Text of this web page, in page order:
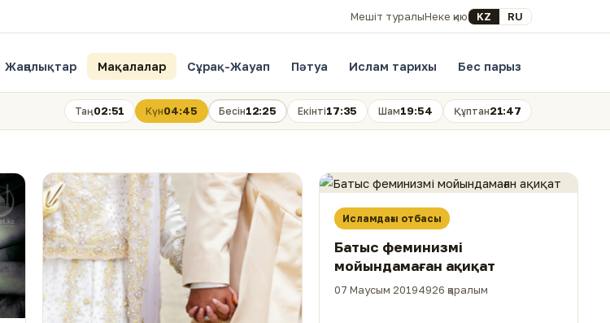
Мешіт туралыНеке қиюSelect your language
KZ RU
Жаңалықтар Мақалалар Сұрақ-Жауап Пәтуа Ислам тарихы Бес парыз
Таң02:51 Күн04:45 Бесін12:25 Екінті17:35 Шам19:54 Құптан21:47
Исламдағы отбасы
Батыс феминизмі
мойындамаған ақиқат
07 Маусым 20194926 қаралым